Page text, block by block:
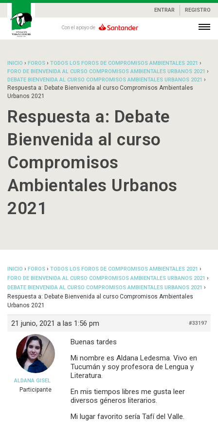
ENTRAR REGISTRO
Con el apoyo de
INICIO › FOROS › TODOS LOS FOROS DE COMPROMISOS AMBIENTALES 2021 ›
FORO DE BIENVENIDA AL CURSO COMPROMISOS AMBIENTALES URBANOS 2021 ›
DEBATE BIENVENIDA AL CURSO COMPROMISOS AMBIENTALES URBANOS 2021 ›
Respuesta a: Debate Bienvenida al curso Compromisos Ambientales
Urbanos 2021
Respuesta a: Debate
Bienvenida al curso
Compromisos
Ambientales Urbanos
2021
INICIO › FOROS › TODOS LOS FOROS DE COMPROMISOS AMBIENTALES 2021 ›
FORO DE BIENVENIDA AL CURSO COMPROMISOS AMBIENTALES URBANOS 2021 ›
DEBATE BIENVENIDA AL CURSO COMPROMISOS AMBIENTALES URBANOS 2021 ›
Respuesta a: Debate Bienvenida al curso Compromisos Ambientales
Urbanos 2021
21 junio, 2021 a las 1:56 pm #33197
ALDANA GISEL
Participante
Buenas tardes
Mi nombre es Aldana Ledesma. Vivo en
Tucumán y soy profesora de Lengua y
Literatura.
En mis tiempos libres me gusta leer
diversos géneros literarios.
Mi lugar favorito sería Tafí del Valle.